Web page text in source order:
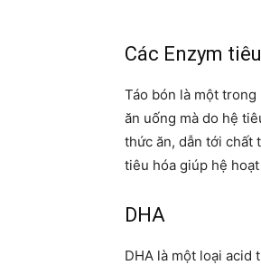
Các Enzym
Táo bón là một
ăn uống mà do hệ
thức ăn, dẫn tới chất
tiêu hóa giúp hệ
DHA
DHA là một loại acid